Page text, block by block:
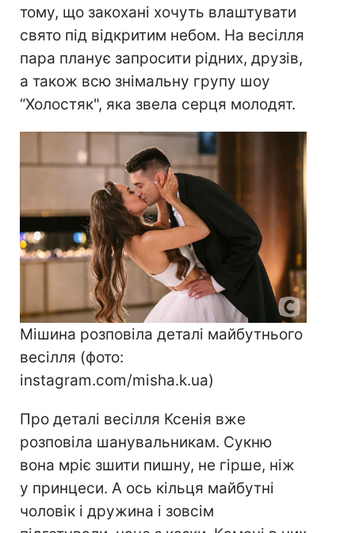
тому, що закохані хочуть влаштувати
свято під відкритим небом. На весілля
пара планує запросити рідних, друзів,
а також всю знімальну групу шоу
“Холостяк", яка звела серця молодят.
Мішина розповіла деталі майбутнього
весілля (фото:
instagram.com/misha.k.ua)
Про деталі весілля Ксенія вже
розповіла шанувальникам. Сукню
вона мріє зшити пишну, не гірше, ніж
у принцеси. А ось кільця майбутні
чоловік і дружина і зовсім